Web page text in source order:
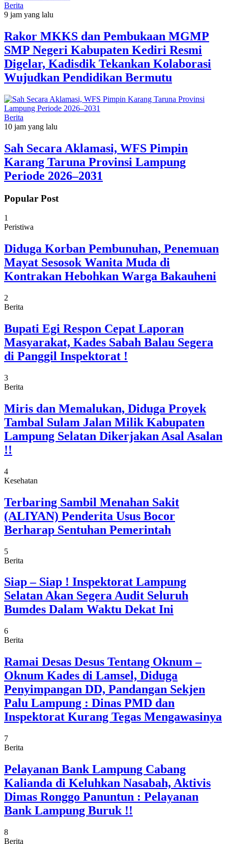
Berita
9 jam yang lalu
Rakor MKKS dan Pembukaan MGMP
SMP Negeri Kabupaten Kediri Resmi
Digelar, Kadisdik Tekankan Kolaborasi
Wujudkan Pendidikan Bermutu
Berita
10 jam yang lalu
Sah Secara Aklamasi, WFS Pimpin
Karang Taruna Provinsi Lampung
Periode 2026–2031
Popular Post
1
Peristiwa
Diduga Korban Pembunuhan, Penemuan
Mayat Sesosok Wanita Muda di
Kontrakan Hebohkan Warga Bakauheni
2
Berita
Bupati Egi Respon Cepat Laporan
Masyarakat, Kades Sabah Balau Segera
di Panggil Inspektorat !
3
Berita
Miris dan Memalukan, Diduga Proyek
Tambal Sulam Jalan Milik Kabupaten
Lampung Selatan Dikerjakan Asal Asalan
!!
4
Kesehatan
Terbaring Sambil Menahan Sakit
(ALIYAN) Penderita Usus Bocor
Berharap Sentuhan Pemerintah
5
Berita
Siap – Siap ! Inspektorat Lampung
Selatan Akan Segera Audit Seluruh
Bumdes Dalam Waktu Dekat Ini
6
Berita
Ramai Desas Desus Tentang Oknum –
Oknum Kades di Lamsel, Diduga
Penyimpangan DD, Pandangan Sekjen
Palu Lampung : Dinas PMD dan
Inspektorat Kurang Tegas Mengawasinya
7
Berita
Pelayanan Bank Lampung Cabang
Kalianda di Keluhkan Nasabah, Aktivis
Dimas Ronggo Panuntun : Pelayanan
Bank Lampung Buruk !!
8
Berita